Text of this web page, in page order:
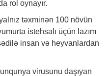
rol oynayır.
təxminən 100 növün
istehsalı üçün lazım
insan və heyvanlardan
virusunu daşıyan